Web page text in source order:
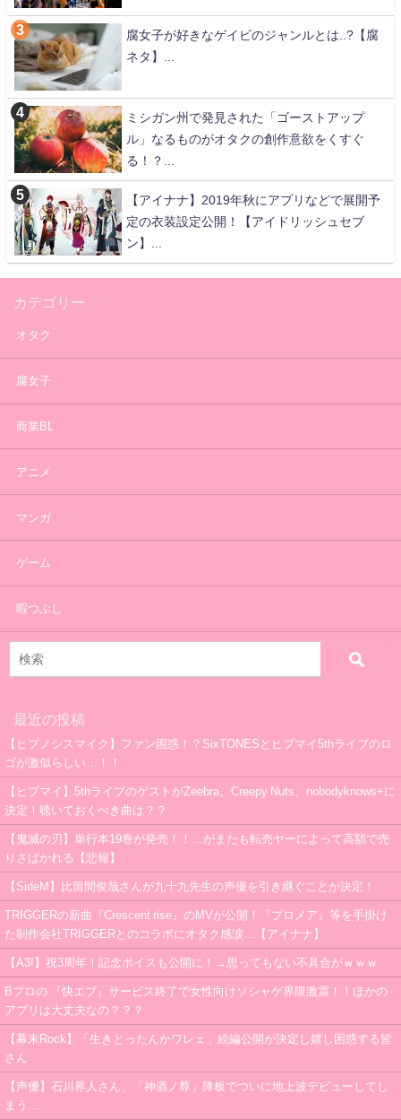
腐女子が好きなゲイビのジャンルとは..?【腐
ネタ】...
ミシガン州で発見された「ゴーストアップ
ル」なるものがオタクの創作意欲をくすぐ
る！？...
【アイナナ】2019年秋にアプリなどで展開予
定の衣装設定公開！【アイドリッシュセブ
ン】...
カテゴリー
オタク
腐女子
商業BL
アニメ
マンガ
ゲーム
暇つぶし
最近の投稿
【ヒプノシスマイク】ファン困惑！？SixTONESとヒプマイ5thライブのロ
ゴが激似らしい…！！
【ヒプマイ】5thライブのゲストがZeebra、Creepy Nuts、nobodyknows+に
決定！聴いておくべき曲は？？
【鬼滅の刃】単行本19巻が発売！！…がまたも転売ヤーによって高額で売
りさばかれる【悲報】
【SideM】比留間俊哉さんが九十九先生の声優を引き継ぐことが決定！
TRIGGERの新曲『Crescent rise』のMVが公開！『プロメア』等を手掛け
た制作会社TRIGGERとのコラボにオタク感涙…【アイナナ】
【A3!】祝3周年！記念ボイスも公開に！→思ってもない不具合がｗｗｗ
Bプロの 『快エブ』サービス終了で女性向けソシャゲ界隈激震！！ほかの
アプリは大丈夫なの？？？
【幕末Rock】「生きとったんかワレェ」続編公開が決定し嬉し困惑する皆
さん
【声優】石川界人さん、「神酒ノ尊」降板でついに地上波デビューしてし
まう…